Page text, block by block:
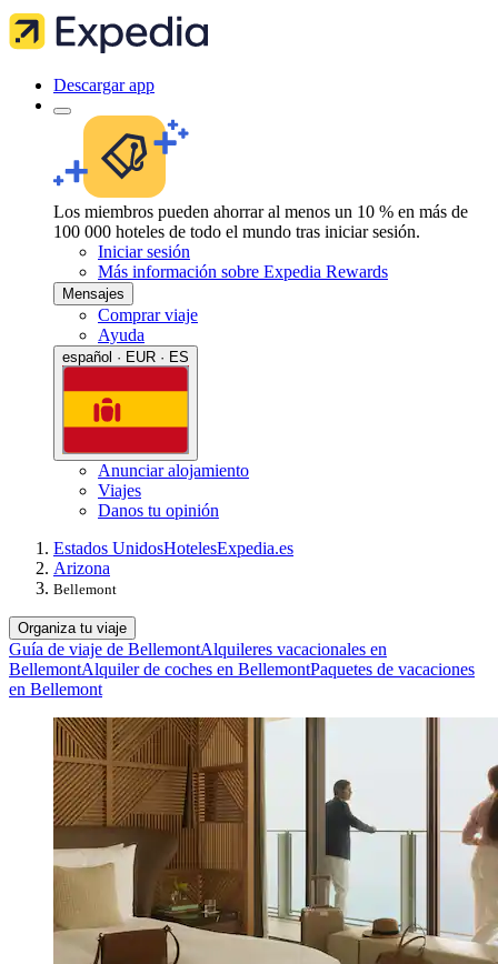
Descargar app
Los miembros pueden ahorrar al menos un 10 % en más de
100 000 hoteles de todo el mundo tras iniciar sesión.
Iniciar sesión
Más información sobre Expedia Rewards
Mensajes
Comprar viaje
Ayuda
español · EUR · ES
Anunciar alojamiento
Viajes
Danos tu opinión
Estados UnidosHotelesExpedia.es
Arizona
Bellemont
Organiza tu viaje
Guía de viaje de BellemontAlquileres vacacionales en
BellemontAlquiler de coches en BellemontPaquetes de vacaciones
en Bellemont